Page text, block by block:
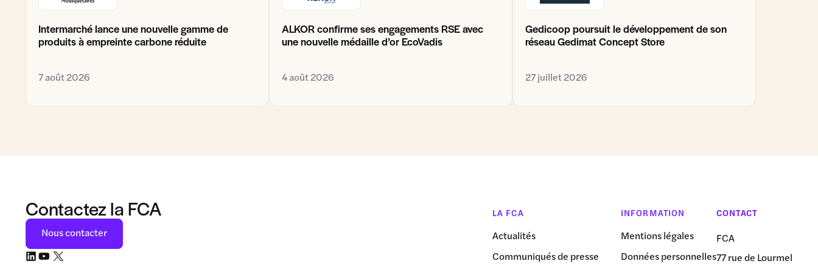
Intermarché lance une nouvelle gamme de
produits à empreinte carbone réduite
7 août 2026
ALKOR confirme ses engagements RSE avec
une nouvelle médaille d’or EcoVadis
4 août 2026
Gedicoop poursuit le développement de son
réseau Gedimat Concept Store
27 juillet 2026
Contactez la FCA
Nous contacter
LA FCA
Actualités
Communiqués de presse
INFORMATION
Mentions légales
Données personnelles
CONTACT
FCA
77 rue de Lourmel